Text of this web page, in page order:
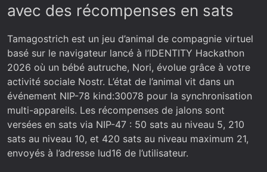
avec des récompenses en sats
Tamagostrich est un jeu d’animal de compagnie virtuel
basé sur le navigateur lancé à l’IDENTITY Hackathon
2026 où un bébé autruche, Nori, évolue grâce à votre
activité sociale Nostr. L’état de l’animal vit dans un
événement NIP-78 kind:30078 pour la synchronisation
multi-appareils. Les récompenses de jalons sont
versées en sats via NIP-47 : 50 sats au niveau 5, 210
sats au niveau 10, et 420 sats au niveau maximum 21,
envoyés à l’adresse lud16 de l’utilisateur.